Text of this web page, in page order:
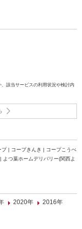
該当サービスの利用状況や検討内
| コープきんき | コープこうべ
つ葉ホームデリバリー(関西よ
2020年
2016年